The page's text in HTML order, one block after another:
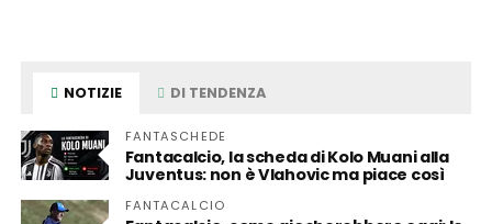
NOTIZIE DI TENDENZA
FANTASCHEDE
Fantacalcio, la scheda di Kolo Muani alla
Juventus: non è Vlahovic ma piace così
FANTACALCIO